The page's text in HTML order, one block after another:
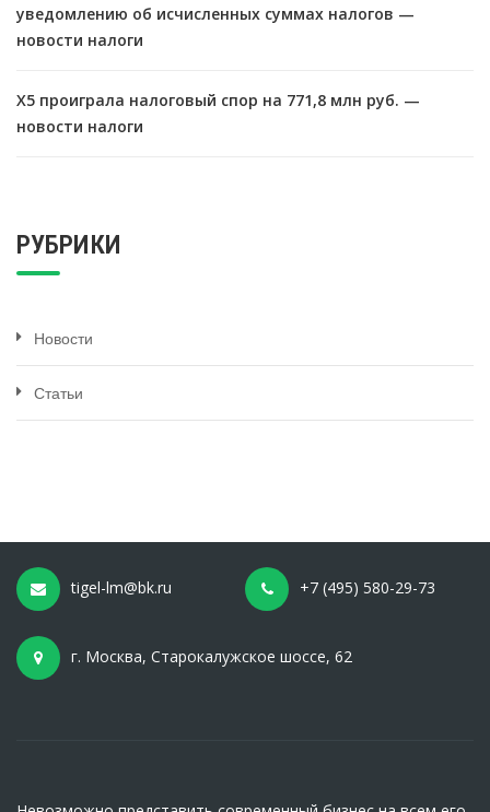
уведомлению об исчисленных суммах налогов —
новости налоги
X5 проиграла налоговый спор на 771,8 млн руб. —
новости налоги
РУБРИКИ
Новости
Статьи
tigel-lm@bk.ru +7 (495) 580-29-73
г. Москва, Старокалужское шоссе, 62